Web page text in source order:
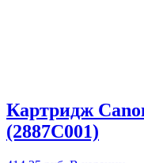
Картридж
(2887C001)